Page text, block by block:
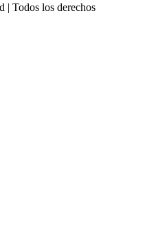
Todos los derechos